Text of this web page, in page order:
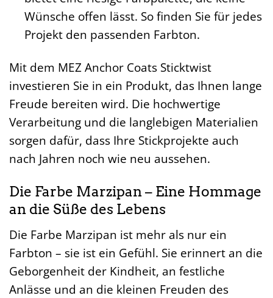
Wünsche offen lässt. So finden Sie für jedes
Projekt den passenden Farbton.
Mit dem MEZ Anchor Coats Sticktwist
investieren Sie in ein Produkt, das Ihnen lange
Freude bereiten wird. Die hochwertige
Verarbeitung und die langlebigen Materialien
sorgen dafür, dass Ihre Stickprojekte auch
nach Jahren noch wie neu aussehen.
Die Farbe Marzipan – Eine Hommage
an die Süße des Lebens
Die Farbe Marzipan ist mehr als nur ein
Farbton – sie ist ein Gefühl. Sie erinnert an die
Geborgenheit der Kindheit, an festliche
Anlässe und an die kleinen Freuden des